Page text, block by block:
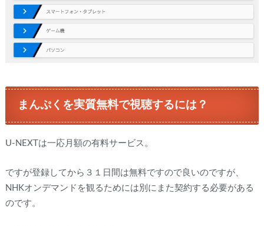
まんぷくを実質無料で視聴するには？
U-NEXTは一応月額の有料サービス。
ですが登録してから３１日間は無料ですので良いのですが、
NHKオンデマンドを観るためには別にまた契約する必要がある
のです。